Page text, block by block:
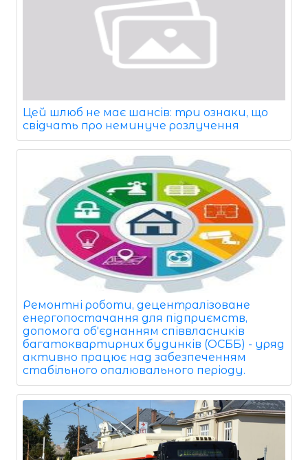
Цей шлюб не має шансів: три ознаки, що
свідчать про неминуче розлучення
Ремонтні роботи, децентралізоване
енергопостачання для підприємств,
допомога об'єднанням співвласників
багатоквартирних будинків (ОСББ) - уряд
активно працює над забезпеченням
стабільного опалювального періоду.